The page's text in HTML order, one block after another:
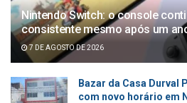
Nintendo Switch: o console
consistente mesmo após um
7 DE AGOSTO DE 2026
Bazar da Casa Durval
com novo horário em